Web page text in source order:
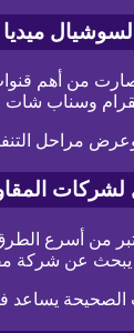
ميديا
من أهم
وسناب شات
مراحل
لشركات
من أسرع
عن شركة
الصحيحة